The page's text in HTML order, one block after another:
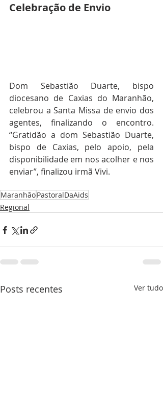
Celebração de Envio
Dom Sebastião Duarte, bispo
diocesano de Caxias do Maranhão,
celebrou a Santa Missa de envio dos
agentes, finalizando o encontro.
“Gratidão a dom Sebastião Duarte,
bispo de Caxias, pelo apoio, pela
disponibilidade em nos acolher e nos
enviar”, finalizou irmã Vivi.
MaranhãoPastoralDaAids
Regional
Posts recentes Ver tudo